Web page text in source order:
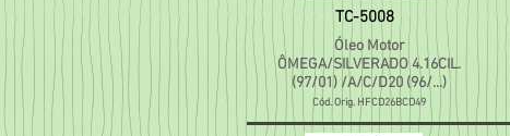
TC-5008
Óleo Motor
ÔMEGA/SILVERADO 4.16CIL.
(97/01) /A/C/D20 (96/...)
Cód. Orig. HFCD26BCD49